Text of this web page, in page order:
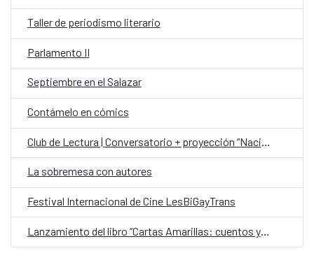
Taller de periodismo literario
Parlamento II
Septiembre en el Salazar
Contámelo en cómics
La sobremesa con autores
Festival Internacional de Cine LesBiGayTrans
Lanzamiento del libro “Cartas Amarillas: cuentos y relatos” de Lourdes Talavera.